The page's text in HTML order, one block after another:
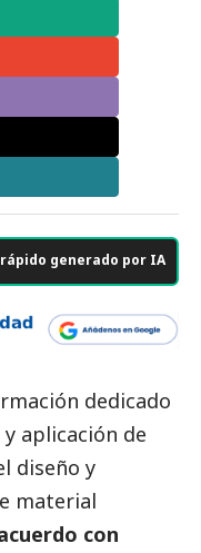
generado por IA
dedicado
aplicación de
diseño y
material
con